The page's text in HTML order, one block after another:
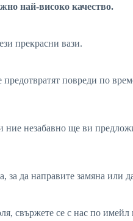
най-високо качество.
прекрасни вази.
повреди по
незабавно ще ви
да направите замяна или
свържете се с нас по